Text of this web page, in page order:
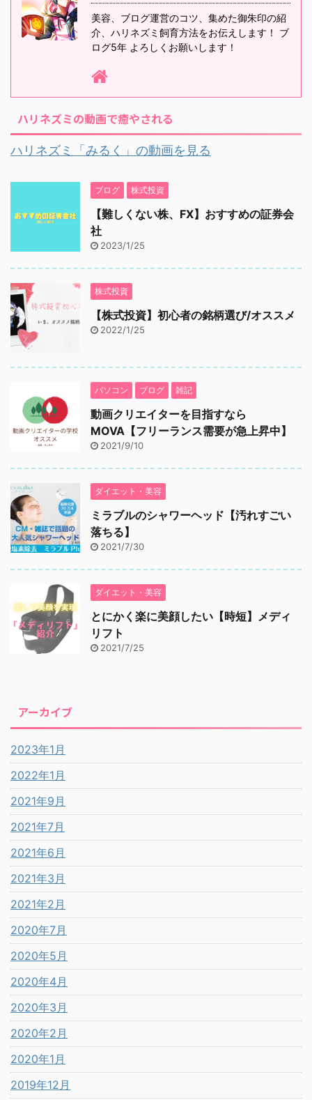
美容、ブログ運営のコツ、集めた御朱印の紹
介、ハリネズミ飼育方法をお伝えします！ ブ
ログ5年 よろしくお願いします！
ハリネズミの動画で癒やされる
ハリネズミ「みるく」の動画を見る
ブログ 株式投資
【難しくない株、FX】おすすめの証券会
社
2023/1/25
株式投資
【株式投資】初心者の銘柄選び/オススメ
2022/1/25
パソコン ブログ 雑記
動画クリエイターを目指すなら
MOVA【フリーランス需要が急上昇中】
2021/9/10
ダイエット・美容
ミラブルのシャワーヘッド【汚れすごい
落ちる】
2021/7/30
ダイエット・美容
とにかく楽に美顔したい【時短】メディ
リフト
2021/7/25
アーカイブ
2023年1月
2022年1月
2021年9月
2021年7月
2021年6月
2021年3月
2021年2月
2020年7月
2020年5月
2020年4月
2020年3月
2020年2月
2020年1月
2019年12月